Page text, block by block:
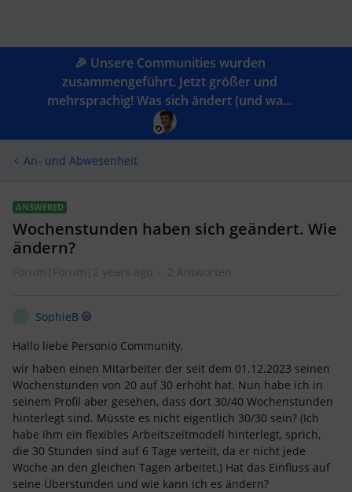
🎉 Unsere Communities wurden
zusammengeführt. Jetzt größer und
mehrsprachig! Was sich ändert (und wa...
An- und Abwesenheit
ANSWERED
Wochenstunden haben sich geändert. Wie
ändern?
Forum|Forum|2 years ago 2 Antworten
SophieB
Hallo liebe Personio Community,
wir haben einen Mitarbeiter der seit dem 01.12.2023 seinen
Wochenstunden von 20 auf 30 erhöht hat. Nun habe ich in
seinem Profil aber gesehen, dass dort 30/40 Wochenstunden
hinterlegt sind. Müsste es nicht eigentlich 30/30 sein? (Ich
habe ihm ein flexibles Arbeitszeitmodell hinterlegt, sprich,
die 30 Stunden sind auf 6 Tage verteilt, da er nicht jede
Woche an den gleichen Tagen arbeitet.) Hat das Einfluss auf
seine Überstunden und wie kann ich es ändern?